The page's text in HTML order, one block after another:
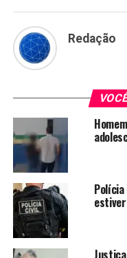
Redação